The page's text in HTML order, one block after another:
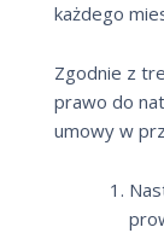
każdego
Zgodnie z
prawo do
umowy w